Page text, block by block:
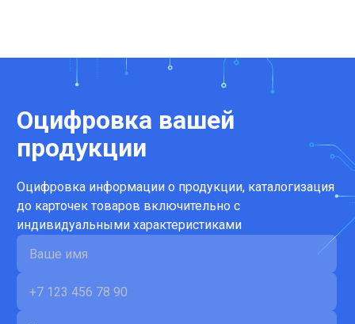
Оцифровка вашей
продукции
Оцифровка информации о продукции, каталогизация
до карточек товаров включительно с
индивидуальными характеристиками